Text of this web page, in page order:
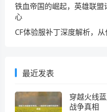
铁血帝国的崛起，英雄联
心
CF体验服补丁深度解析，
最近发表
穿越火线
战争真相